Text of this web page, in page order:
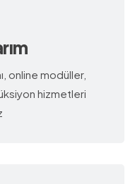
online modüller,
hizmetleri